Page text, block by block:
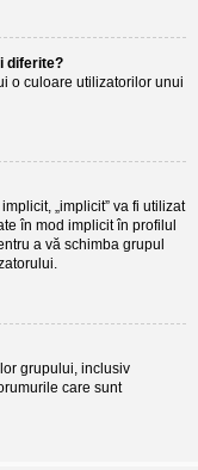
diferite?
o culoare utilizatorilor unui
„implicit” va fi utilizat
în mod implicit în profilul
a vă schimba grupul
grupului, inclusiv
care sunt